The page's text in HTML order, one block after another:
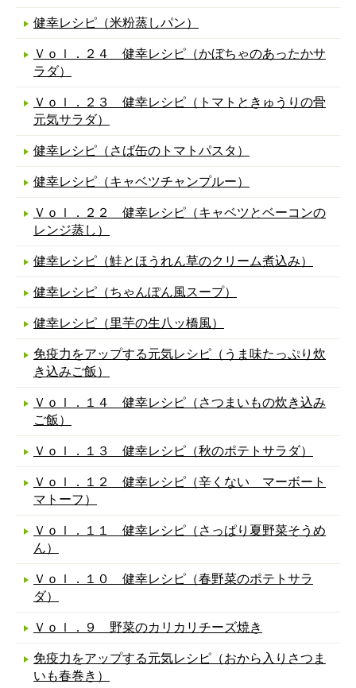
健幸レシピ（米粉蒸しパン）
Ｖｏｌ．２４ 健幸レシピ（かぼちゃのあったかサ
ラダ）
Ｖｏｌ．２３ 健幸レシピ（トマトときゅうりの骨
元気サラダ）
健幸レシピ（さば缶のトマトパスタ）
健幸レシピ（キャベツチャンプルー）
Ｖｏｌ．２２ 健幸レシピ（キャベツとベーコンの
レンジ蒸し）
健幸レシピ（鮭とほうれん草のクリーム煮込み）
健幸レシピ（ちゃんぽん風スープ）
健幸レシピ（里芋の生八ッ橋風）
免疫力をアップする元気レシピ（うま味たっぷり炊
き込みご飯）
Ｖｏｌ．１４ 健幸レシピ（さつまいもの炊き込み
ご飯）
Ｖｏｌ．１３ 健幸レシピ（秋のポテトサラダ）
Ｖｏｌ．１２ 健幸レシピ（辛くない マーボート
マトーフ）
Ｖｏｌ．１１ 健幸レシピ（さっぱり夏野菜そうめ
ん）
Ｖｏｌ．１０ 健幸レシピ（春野菜のポテトサラ
ダ）
Ｖｏｌ．９ 野菜のカリカリチーズ焼き
免疫力をアップする元気レシピ（おから入りさつま
いも春巻き）